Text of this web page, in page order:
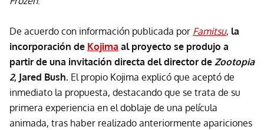
De acuerdo con información publicada por Famitsu, la
incorporación de Kojima al proyecto se produjo a
partir de una invitación directa del director de Zootopia
2, Jared Bush. El propio Kojima explicó que aceptó de
inmediato la propuesta, destacando que se trata de su
primera experiencia en el doblaje de una película
animada, tras haber realizado anteriormente apariciones